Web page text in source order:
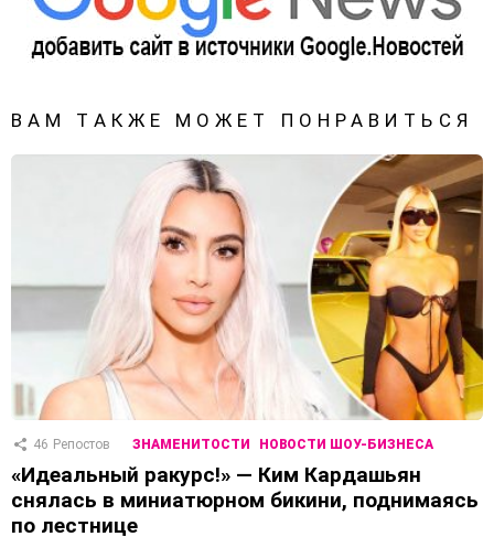
ВАМ ТАКЖЕ МОЖЕТ ПОНРАВИТЬСЯ
46 Репостов ЗНАМЕНИТОСТИ НОВОСТИ ШОУ-БИЗНЕСА
«Идеальный ракурс!» — Ким Кардашьян
снялась в миниатюрном бикини, поднимаясь
по лестнице